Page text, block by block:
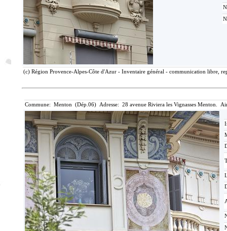
(c) Région Provence-Alpes-Côte d'Azur - Inventaire général - communication libre,
Commune: Menton (Dép.06) Adresse: 28 avenue Riviera les Vignasses Menton.